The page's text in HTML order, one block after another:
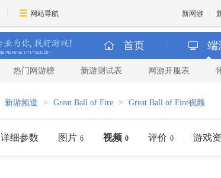
网站导航 新网游
首页 端
热门网游榜 新游测试表 网游开服表
新游频道 > Great Ball of Fire > Great Ball of Fire视频
详细参数 图片 6 视频 0 评价 0 游戏